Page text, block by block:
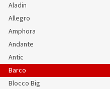
Aladin
Allegro
Amphora
Andante
Antic
Barco
Blocco Big